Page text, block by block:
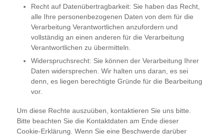
Recht auf Datenübertragbarkeit: Sie haben das Recht,
alle Ihre personenbezogenen Daten von dem für die
Verarbeitung Verantwortlichen anzufordern und
vollständig an einen anderen für die Verarbeitung
Verantwortlichen zu übermitteln.
Widerspruchsrecht: Sie können der Verarbeitung Ihrer
Daten widersprechen. Wir halten uns daran, es sei
denn, es liegen berechtigte Gründe für die Bearbeitung
vor.
Um diese Rechte auszuüben, kontaktieren Sie uns bitte.
Bitte beachten Sie die Kontaktdaten am Ende dieser
Cookie-Erklärung. Wenn Sie eine Beschwerde darüber